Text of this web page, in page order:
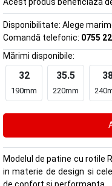
Disponibilitate: Alege
Comandă telefonic: 0755
Mărimi disponibile:
32
190mm
35.5
220mm
Modelul de patine cu rotile
in materie de design si